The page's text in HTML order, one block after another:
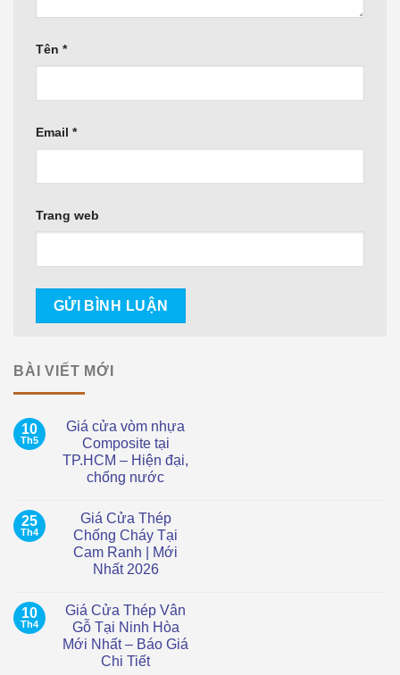
BÀI VIẾT MỚI
10
Th5
Giá cửa vòm nhựa
Composite tại
TP.HCM – Hiện đại,
chống nước
bình
luận
ở
Giá
cửa
vòm
TP.HCM
–
Hiện
đại,
chống
25
Th4
Giá Cửa Thép
Chống Cháy Tại
Cam Ranh | Mới
Nhất 2026
bình
luận
ở
Giá
Cửa
Thép
10
Th4
Giá Cửa Thép Vân
Gỗ Tại Ninh Hòa
Mới Nhất – Báo Giá
Chi Tiết
Tên *
Email *
Trang web